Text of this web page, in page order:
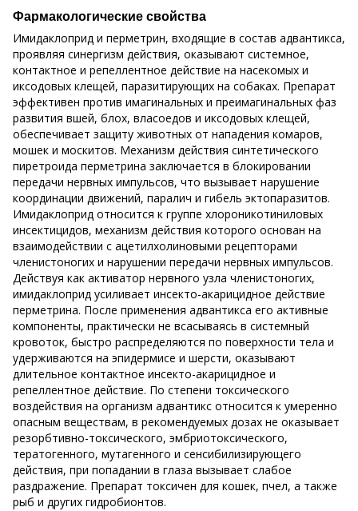
Фармакологические свойства
Имидаклоприд и перметрин, входящие в состав адвантикса,
проявляя синергизм действия, оказывают системное,
контактное и репеллентное действие на насекомых и
иксодовых клещей, паразитирующих на собаках. Препарат
эффективен против имагинальных и преимагинальных фаз
развития вшей, блох, власоедов и иксодовых клещей,
обеспечивает защиту животных от нападения комаров,
мошек и москитов. Механизм действия синтетического
пиретроида перметрина заключается в блокировании
передачи нервных импульсов, что вызывает нарушение
координации движений, паралич и гибель эктопаразитов.
Имидаклоприд относится к группе хлороникотиниловых
инсектицидов, механизм действия которого основан на
взаимодействии с ацетилхолиновыми рецепторами
членистоногих и нарушении передачи нервных импульсов.
Действуя как активатор нервного узла членистоногих,
имидаклоприд усиливает инсекто-акарицидное действие
перметрина. После применения адвантикса его активные
компоненты, практически не всасываясь в системный
кровоток, быстро распределяются по поверхности тела и
удерживаются на эпидермисе и шерсти, оказывают
длительное контактное инсекто-акарицидное и
репеллентное действие. По степени токсического
воздействия на организм адвантикс относится к умеренно
опасным веществам, в рекомендуемых дозах не оказывает
резорбтивно-токсического, эмбриотоксического,
тератогенного, мутагенного и сенсибилизирующего
действия, при попадании в глаза вызывает слабое
раздражение. Препарат токсичен для кошек, пчел, а также
рыб и других гидробионтов.